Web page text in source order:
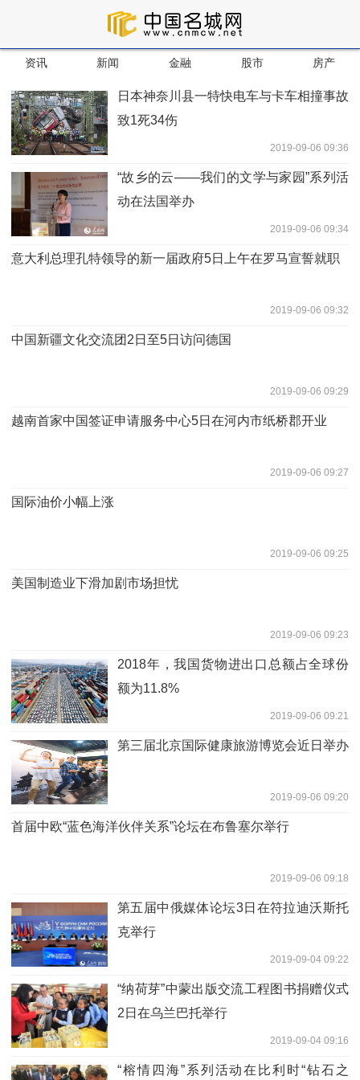
资讯 新闻 金融 股市 房产
日本神奈川县一特快电车与卡车相撞事故
致1死34伤
2019-09-06 09:36
“故乡的云——我们的文学与家园”系列活
动在法国举办
2019-09-06 09:34
意大利总理孔特领导的新一届政府5日上午在罗马宣誓就职
2019-09-06 09:32
中国新疆文化交流团2日至5日访问德国
2019-09-06 09:29
越南首家中国签证申请服务中心5日在河内市纸桥郡开业
2019-09-06 09:27
国际油价小幅上涨
2019-09-06 09:25
美国制造业下滑加剧市场担忧
2019-09-06 09:23
2018年，我国货物进出口总额占全球份
额为11.8%
2019-09-06 09:21
第三届北京国际健康旅游博览会近日举办
2019-09-06 09:20
首届中欧“蓝色海洋伙伴关系”论坛在布鲁塞尔举行
2019-09-06 09:18
第五届中俄媒体论坛3日在符拉迪沃斯托
克举行
2019-09-04 09:22
“纳荷芽”中蒙出版交流工程图书捐赠仪式
2日在乌兰巴托举行
2019-09-04 09:16
“榕情四海”系列活动在比利时“钻石之